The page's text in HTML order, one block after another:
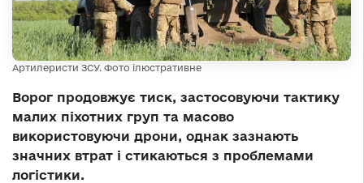
Артилеристи ЗСУ. Фото ілюстративне
Ворог продовжує тиск, застосовуючи тактику
малих піхотних груп та масово
використовуючи дрони, однак зазнають
значних втрат і стикаються з проблемами
логістики.